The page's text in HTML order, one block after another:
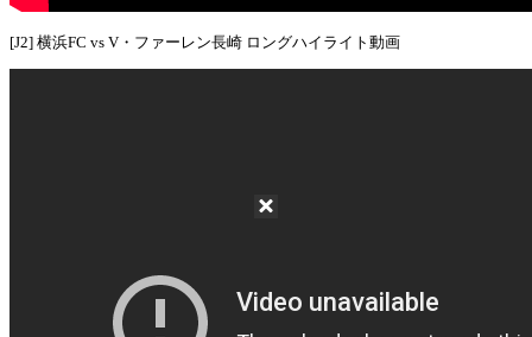
[J2] 横浜FC vs V・ファーレン長崎 ロングハイライト動画